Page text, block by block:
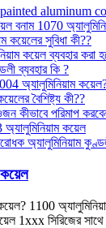
aluminum
বনাম 1070
কয়েলের সুবিধা কী??
কয়েল ব্যবহার করা
ব্যবহার কি ?
অ্যালুমিনিয়াম
বৈশিষ্ট্য কী??
কীভাবে পরিমাপ
কয়েল
অ্যালুমিনিয়াম
1100
1xxx সিরিজের